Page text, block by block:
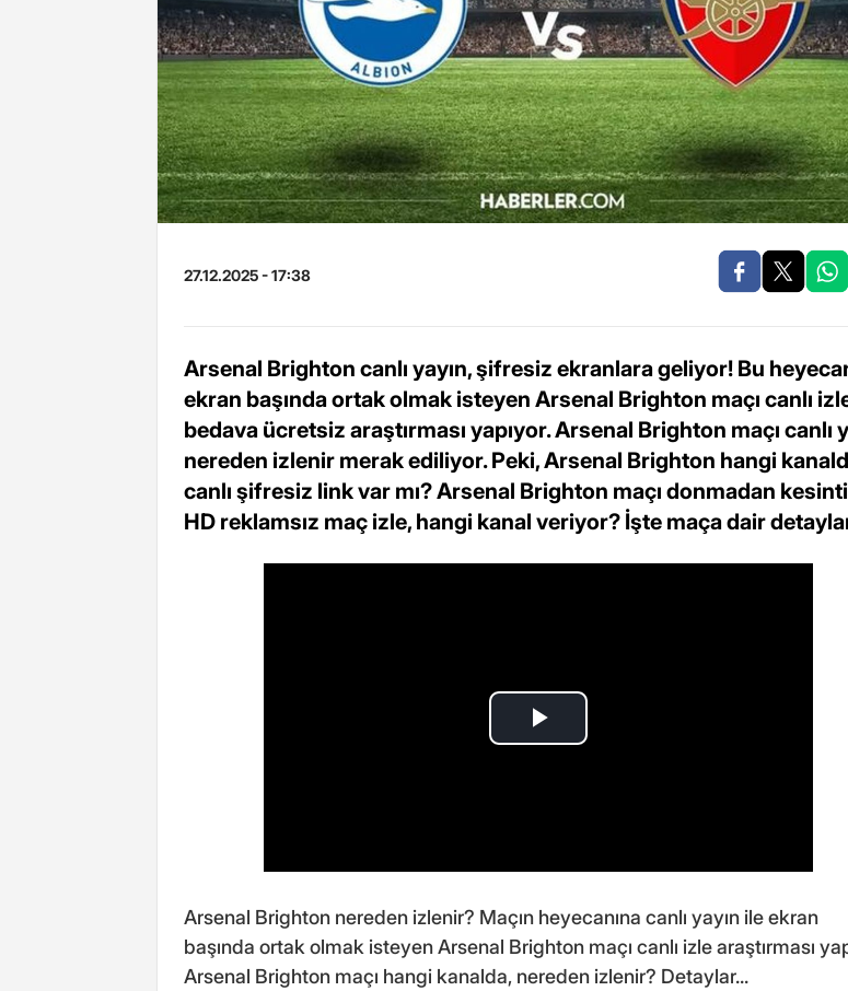
27.12.2025 - 17:38
Arsenal Brighton canlı yayın, şifresiz ekranlara geliyor! Bu
ekran başında ortak olmak isteyen Arsenal Brighton maçı canlı
bedava ücretsiz araştırması yapıyor. Arsenal Brighton maçı canlı
nereden izlenir merak ediliyor. Peki, Arsenal Brighton hangi
canlı şifresiz link var mı? Arsenal Brighton maçı donmadan
HD reklamsız maç izle, hangi kanal veriyor? İşte maça dair
Arsenal Brighton nereden izlenir? Maçın heyecanına canlı yayın ile ekran
başında ortak olmak isteyen Arsenal Brighton maçı canlı izle araştırması
Arsenal Brighton maçı hangi kanalda, nereden izlenir? Detaylar...